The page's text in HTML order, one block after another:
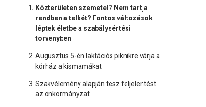
Közterületen szemetel? Nem tartja
rendben a telkét? Fontos változások
léptek életbe a szabálysértési
törvényben
Augusztus 5-én laktációs piknikre várja a
kórház a kismamákat
Szakvélemény alapján tesz feljelentést
az önkormányzat